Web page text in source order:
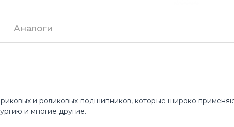
Аналоги
и роликовых подшипников, которые широко
и многие другие.